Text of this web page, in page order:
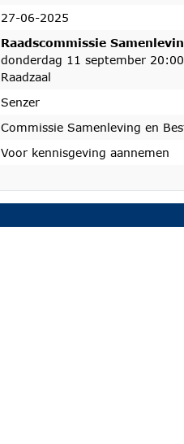
27-06-2025
Raadscommissie
donderdag 11 september
Raadzaal
Senzer
Commissie Samenleving en
Voor kennisgeving aannemen